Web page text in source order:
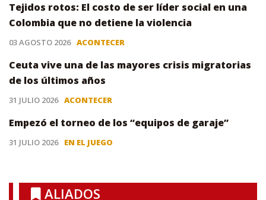
Tejidos rotos: El costo de ser líder social en una
Colombia que no detiene la violencia
03 AGOSTO 2026 ACONTECER
Ceuta vive una de las mayores crisis migratorias
de los últimos años
31 JULIO 2026 ACONTECER
Empezó el torneo de los “equipos de garaje”
31 JULIO 2026 EN EL JUEGO
ALIADOS